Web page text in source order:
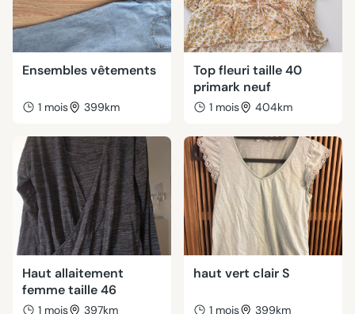
Ensembles vêtements
1 mois 399km
Top fleuri taille 40
primark neuf
1 mois 404km
Haut allaitement
femme taille 46
1 mois 397km
haut vert clair S
1 mois 399km